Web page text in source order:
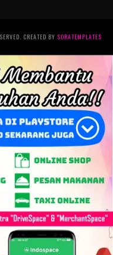
CREATED BY SORATEMPLATES